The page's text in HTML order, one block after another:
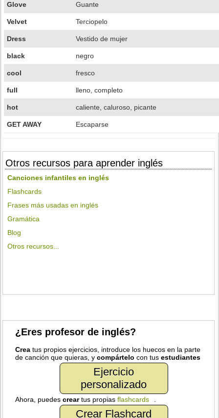
Glove Guante
Velvet Terciopelo
Dress Vestido de mujer
black negro
cool fresco
full lleno, completo
hot caliente, caluroso, picante
GET AWAY Escaparse
Otros recursos para aprender inglés
Canciones infantiles en inglés
Flashcards
Frases más usadas en inglés
Gramática
Blog
Otros recursos...
¿Eres profesor de inglés?
Crea tus propios ejercicios, introduce los huecos en la parte
de canción que quieras, ycompártelo con tusestudiantes
Ejercicio
personalizado
Ahora, puedescreartus propiasflashcards
Crear Flashcard